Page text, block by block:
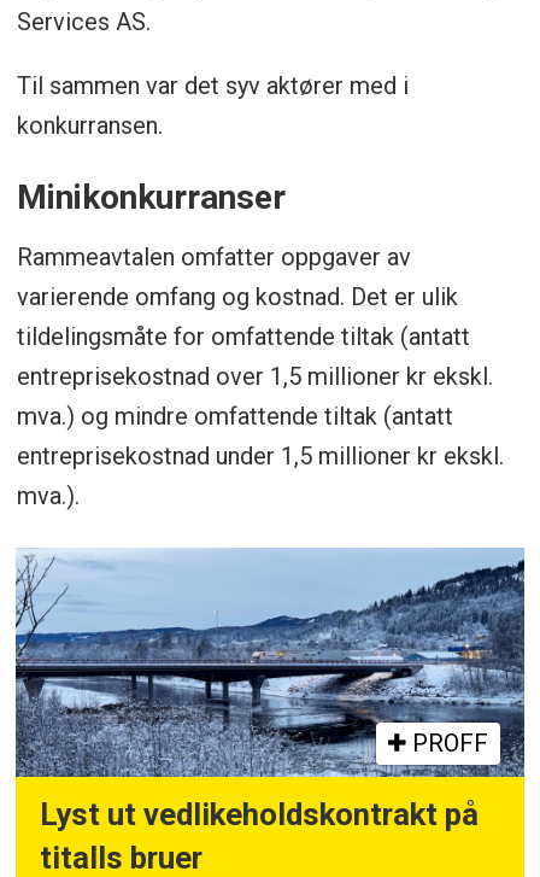
for personelltransport.
Oppsummeringen er generert av Labrador
AI, men gjennomlest av en journalist.
Services AS.
Til sammen var det syv aktører med i
konkurransen.
Minikonkurranser
Rammeavtalen omfatter oppgaver av
varierende omfang og kostnad. Det er ulik
tildelingsmåte for omfattende tiltak (antatt
entreprisekostnad over 1,5 millioner kr ekskl.
mva.) og mindre omfattende tiltak (antatt
entreprisekostnad under 1,5 millioner kr ekskl.
mva.).
PROFF
Lyst ut vedlikeholdskontrakt på
titalls bruer